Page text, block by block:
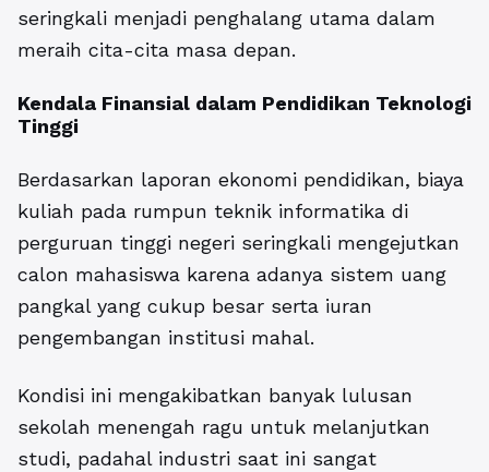
seringkali menjadi penghalang utama dalam
meraih cita-cita masa depan.
Kendala Finansial dalam Pendidikan Teknologi
Tinggi
Berdasarkan laporan ekonomi pendidikan, biaya
kuliah pada rumpun teknik informatika di
perguruan tinggi negeri seringkali mengejutkan
calon mahasiswa karena adanya sistem uang
pangkal yang cukup besar serta iuran
pengembangan institusi mahal.
Kondisi ini mengakibatkan banyak lulusan
sekolah menengah ragu untuk melanjutkan
studi, padahal industri saat ini sangat